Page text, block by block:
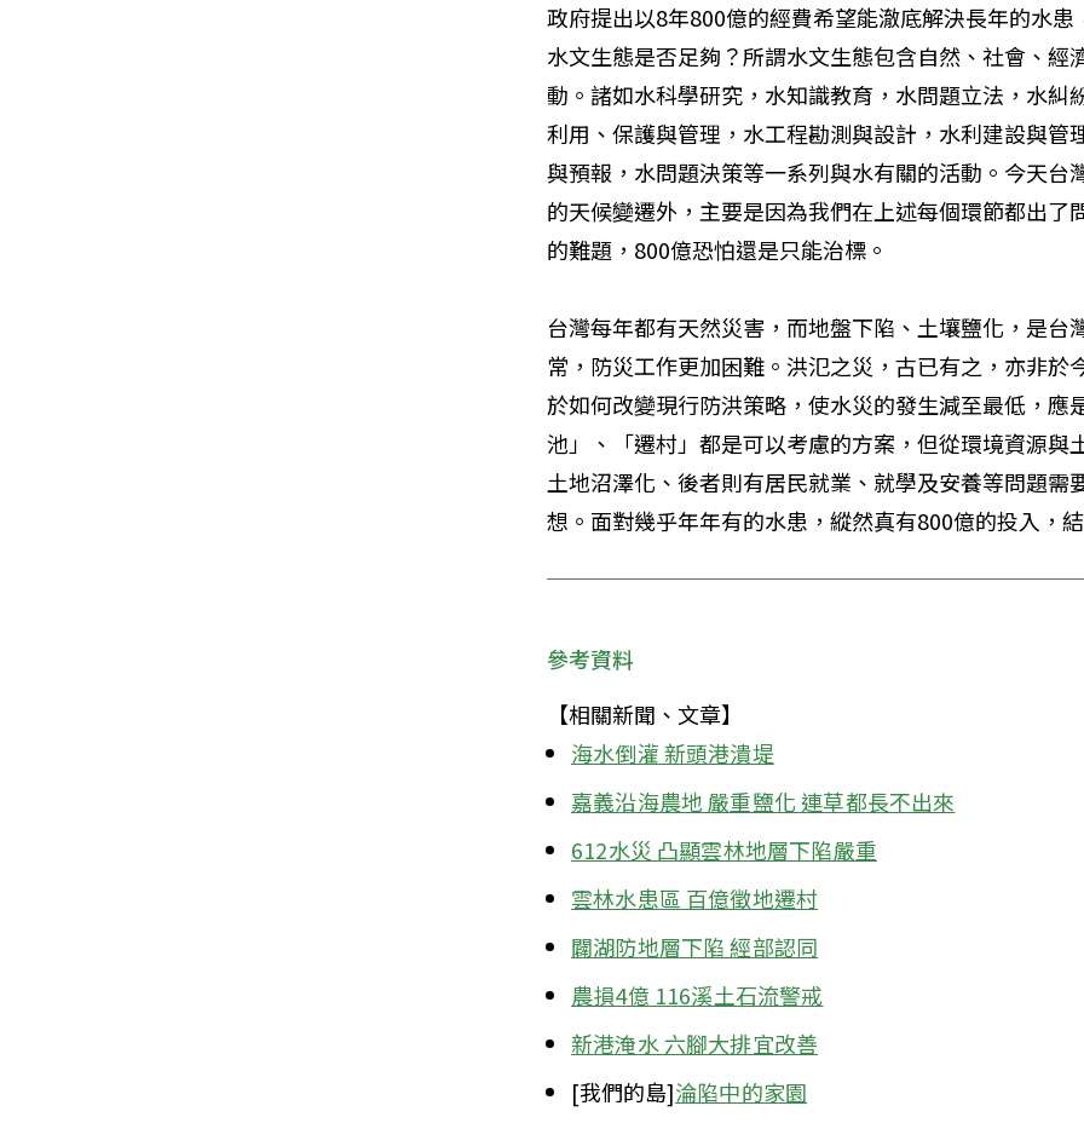
政府提出以8年800億的經費希望能澈底解決長年的水
水文生態是否足夠？所謂水文生態包含自然、社會、經
動。諸如水科學研究，水知識教育，水問題立法，水糾
利用、保護與管理，水工程勘測與設計，水利建設與管
與預報，水問題決策等一系列與水有關的活動。今天台
的天候變遷外，主要是因為我們在上述每個環節都出了
的難題，800億恐怕還是只能治標。
台灣每年都有天然災害，而地盤下陷、土壤鹽化，是台
常，防災工作更加困難。洪氾之災，古已有之，亦非於
於如何改變現行防洪策略，使水災的發生減至最低，應
池」、「遷村」都是可以考慮的方案，但從環境資源與
土地沼澤化、後者則有居民就業、就學及安養等問題需
想。面對幾乎年年有的水患，縱然真有800億的投入，
參考資料
【相關新聞、文章】
海水倒灌 新頭港潰堤
嘉義沿海農地 嚴重鹽化 連草都長不出來
612水災 凸顯雲林地層下陷嚴重
雲林水患區 百億徵地遷村
闢湖防地層下陷 經部認同
農損4億 116溪土石流警戒
新港淹水 六腳大排宜改善
[我們的島]淪陷中的家園